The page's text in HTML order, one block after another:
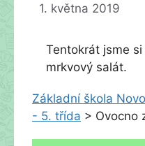
1. května 2019
Tentokrát jsme
mrkvový salát.
Základní škola
- 5. třída > Ovocno